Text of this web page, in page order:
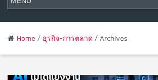
Home / ธุรกิจ-การตลาด / Archives